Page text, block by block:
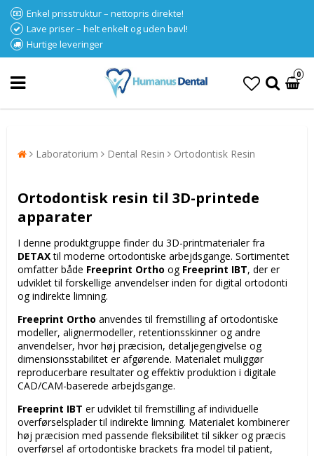
Enkel prisstruktur – nettopris direkte!
Lave priser – helt enkelt og uden bøvl!
Hurtige leveringer
0
Laboratorium Dental Resin Ortodontisk Resin
Ortodontisk resin til 3D-printede
apparater
I denne produktgruppe finder du 3D-printmaterialer fra
DETAXtil moderne ortodontiske arbejdsgange. Sortimentet
omfatter både Freeprint Ortho og Freeprint IBT, der er
udviklet til forskellige anvendelser inden for digital ortodonti
og indirekte limning.
Freeprint Ortho anvendes til fremstilling af ortodontiske
modeller, alignermodeller, retentionsskinner og andre
anvendelser, hvor høj præcision, detaljegengivelse og
dimensionsstabilitet er afgørende. Materialet muliggør
reproducerbare resultater og effektiv produktion i digitale
CAD/CAM-baserede arbejdsgange.
Freeprint IBT er udviklet til fremstilling af individuelle
overførselsplader til indirekte limning. Materialet kombinerer
høj præcision med passende fleksibilitet til sikker og præcis
overførsel af ortodontiske brackets fra model til patient,